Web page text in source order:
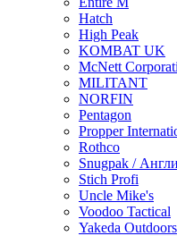
Hatch
High Peak
KOMBAT UK
McNett
MILITANT
NORFIN
Pentagon
Propper
Rothco
Snugpak /
Stich Profi
Uncle Mike's
Voodoo Tactical
Yakeda Outdoors